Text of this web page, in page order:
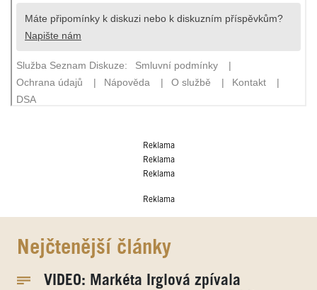
Reklama
Reklama
Reklama
Reklama
Nejčtenější články
VIDEO: Markéta Irglová zpívala